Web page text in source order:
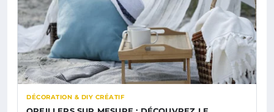
DÉCORATION & DIY CRÉATIF